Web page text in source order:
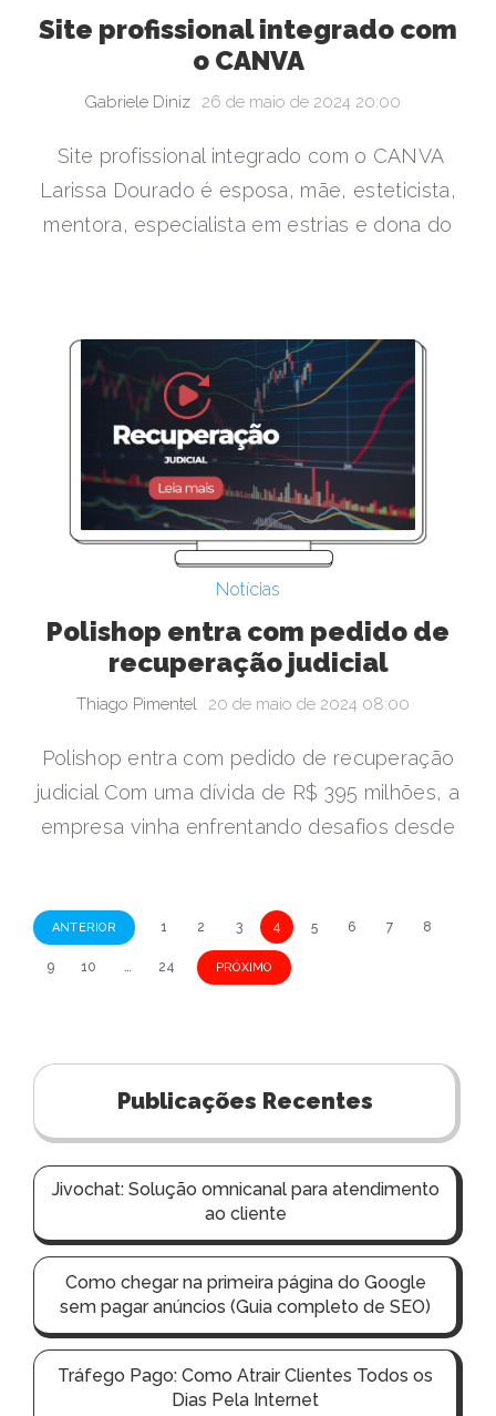
Site profissional integrado com
o CANVA
Gabriele Diniz 26 de maio de 2024 20:00
Site profissional integrado com o CANVA
Larissa Dourado é esposa, mãe, esteticista,
mentora, especialista em estrias e dona do
Notícias
Polishop entra com pedido de
recuperação judicial
Thiago Pimentel 20 de maio de 2024 08:00
Polishop entra com pedido de recuperação
judicial Com uma dívida de R$ 395 milhões, a
empresa vinha enfrentando desafios desde
N
a
g
ç
ã
p
o
p
o
ANTERIOR 1 2 3 4 5 6 7 8
9 10 24 PRÓXIMO
Publicações Recentes
Jivochat: Solução omnicanal para atendimento
ao cliente
Como chegar na primeira página do Google
sem pagar anúncios (Guia completo de SEO)
Tráfego Pago: Como Atrair Clientes Todos os
Dias Pela Internet